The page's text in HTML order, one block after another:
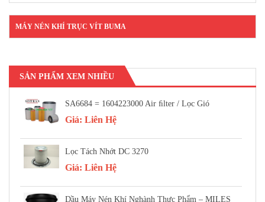
MÁY NÉN KHÍ TRỤC VÍT BUMA
SẢN PHẨM XEM NHIỀU
SA6684 = 1604223000 Air FIlter / Lọc Gió
Giá: Liên Hệ
Lọc Tách Nhớt DC 3270
Giá: Liên Hệ
Dầu Máy Nén Khí Nghành Thực Phẩm – MILES